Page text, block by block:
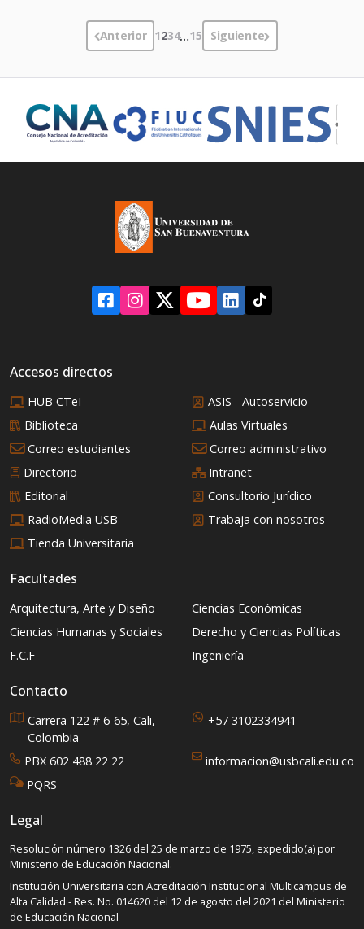
Anterior 1234…15 Siguiente
Accesos directos
HUB CTeI
ASIS - Autoservicio
Biblioteca
Aulas Virtuales
Correo estudiantes
Correo administrativo
Directorio
Intranet
Editorial
Consultorio Jurídico
RadioMedia USB
Trabaja con nosotros
Tienda Universitaria
Facultades
Arquitectura, Arte y Diseño
Ciencias Económicas
Ciencias Humanas y Sociales
Derecho y Ciencias Políticas
F.C.F
Ingeniería
Contacto
Carrera 122 # 6-65, Cali,
Colombia
+57 3102334941
PBX 602 488 22 22
informacion@usbcali.edu.co
PQRS
Legal
Resolución número 1326 del 25 de marzo de 1975, expedido(a) por
Ministerio de Educación Nacional.
Institución Universitaria con Acreditación Institucional Multicampus de
Alta Calidad - Res. No. 014620 del 12 de agosto del 2021 del Ministerio
de Educación Nacional